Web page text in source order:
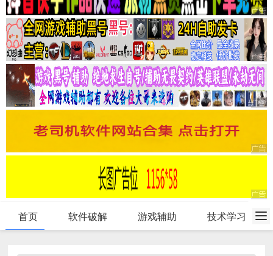
首页 软件破解 游戏辅助 技术学习